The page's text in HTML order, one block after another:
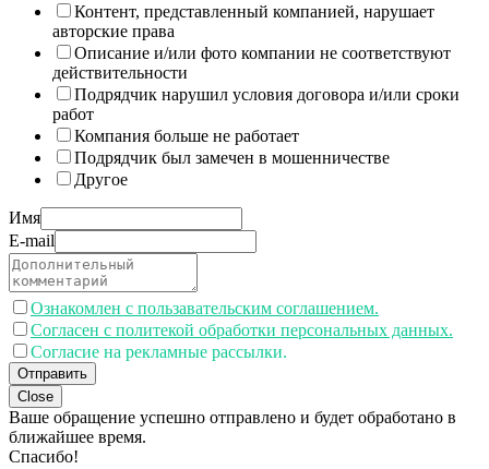
Контент, представленный компанией, нарушает
авторские права
Описание и/или фото компании не соответствуют
действительности
Подрядчик нарушил условия договора и/или сроки
работ
Компания больше не работает
Подрядчик был замечен в мошенничестве
Другое
Имя
E-mail
Ознакомлен с пользавательским соглашением.
Согласен с политекой обработки персональных данных.
Согласие на рекламные рассылки.
Отправить
Close
Ваше обращение успешно отправлено и будет обработано в
ближайшее время.
Спасибо!